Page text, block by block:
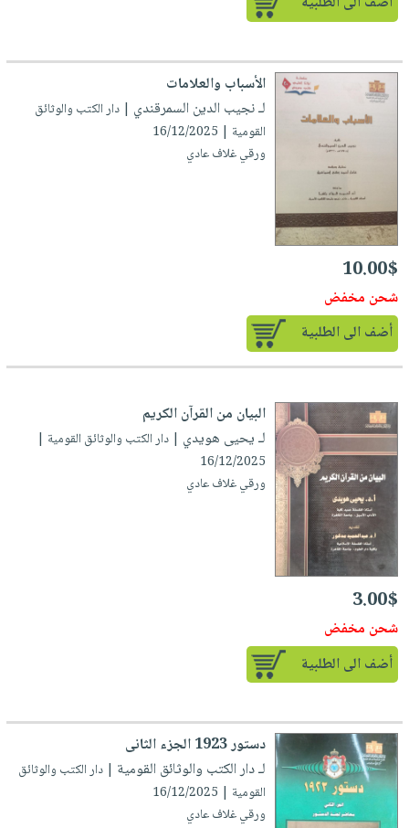
الأسباب والعلامات
لـ نجيب الدين السمرقندي | دار الكتب والوثائق
القومية | 16/12/2025
ورقي غلاف عادي
10.00$
شحن مخفض
أضف الى الطلبية
البيان من القرآن الكريم
لـ يحيى هويدي | دار الكتب والوثائق القومية |
16/12/2025
ورقي غلاف عادي
3.00$
شحن مخفض
أضف الى الطلبية
دستور 1923 الجزء الثانى
لـ دار الكتب والوثائق القومية | دار الكتب والوثائق
القومية | 16/12/2025
ورقي غلاف عادي